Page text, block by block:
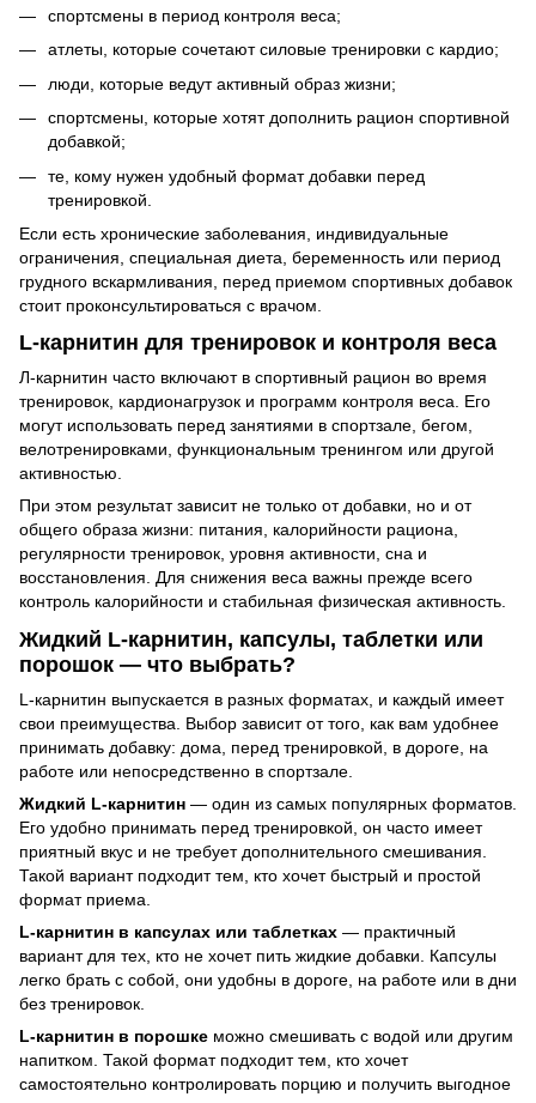
спортсмены в период контроля веса;
атлеты, которые сочетают силовые тренировки с кардио;
люди, которые ведут активный образ жизни;
спортсмены, которые хотят дополнить рацион спортивной
добавкой;
те, кому нужен удобный формат добавки перед
тренировкой.
Если есть хронические заболевания, индивидуальные
ограничения, специальная диета, беременность или период
грудного вскармливания, перед приемом спортивных добавок
стоит проконсультироваться с врачом.
L-карнитин для тренировок и контроля веса
Л-карнитин часто включают в спортивный рацион во время
тренировок, кардионагрузок и программ контроля веса. Его
могут использовать перед занятиями в спортзале, бегом,
велотренировками, функциональным тренингом или другой
активностью.
При этом результат зависит не только от добавки, но и от
общего образа жизни: питания, калорийности рациона,
регулярности тренировок, уровня активности, сна и
восстановления. Для снижения веса важны прежде всего
контроль калорийности и стабильная физическая активность.
Жидкий L-карнитин, капсулы, таблетки или
порошок — что выбрать?
L-карнитин выпускается в разных форматах, и каждый имеет
свои преимущества. Выбор зависит от того, как вам удобнее
принимать добавку: дома, перед тренировкой, в дороге, на
работе или непосредственно в спортзале.
Жидкий L-карнитин — один из самых популярных форматов.
Его удобно принимать перед тренировкой, он часто имеет
приятный вкус и не требует дополнительного смешивания.
Такой вариант подходит тем, кто хочет быстрый и простой
формат приема.
L-карнитин в капсулах или таблетках — практичный
вариант для тех, кто не хочет пить жидкие добавки. Капсулы
легко брать с собой, они удобны в дороге, на работе или в дни
без тренировок.
L-карнитин в порошке можно смешивать с водой или другим
напитком. Такой формат подходит тем, кто хочет
самостоятельно контролировать порцию и получить выгодное